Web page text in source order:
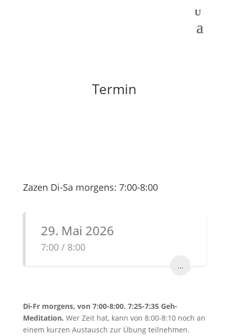
Termin
Zazen Di-Sa morgens: 7:00-8:00
29. Mai 2026
7:00 / 8:00
...
Di-Fr morgens, von 7:00-8:00. 7:25-7:35 Geh-
Meditation. Wer Zeit hat, kann von 8:00-8:10 noch an
einem kurzen Austausch zur Übung teilnehmen.